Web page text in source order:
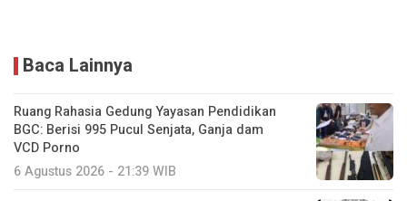
Baca Lainnya
Ruang Rahasia Gedung Yayasan Pendidikan
BGC: Berisi 995 Pucul Senjata, Ganja dam
VCD Porno
6 Agustus 2026 - 21:39 WIB